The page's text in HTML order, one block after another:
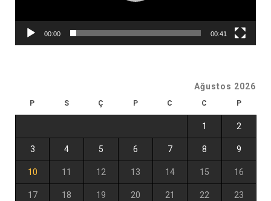
00:00 00:41
Ağustos 2026
P S Ç P C C P
1 2
3 4 5 6 7 8 9
10 11 12 13 14 15 16
17 18 19 20 21 22 23